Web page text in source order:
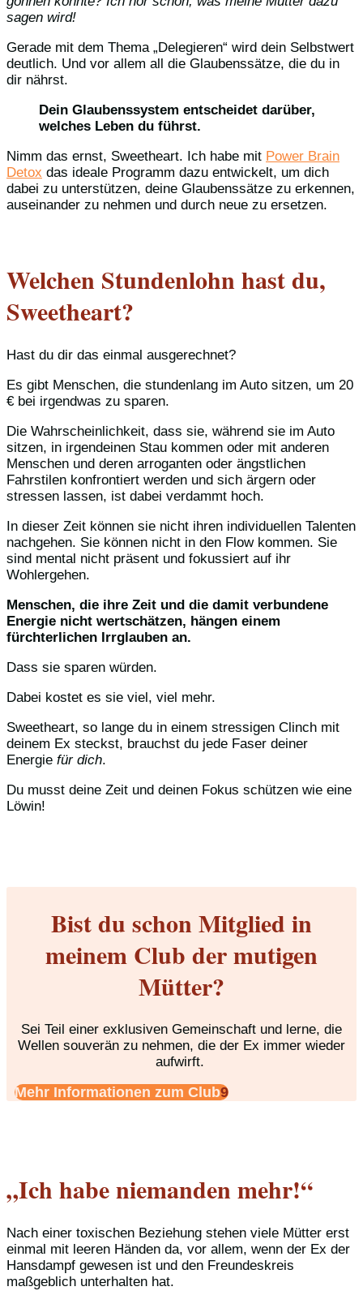
sagen wird!
Gerade mit dem Thema „Delegieren“ wird dein Selbstwert
deutlich. Und vor allem all die Glaubenssätze, die du in
dir nährst.
Dein Glaubenssystem entscheidet darüber,
welches Leben du führst.
Nimm das ernst, Sweetheart. Ich habe mit Power Brain
Detox das ideale Programm dazu entwickelt, um dich
dabei zu unterstützen, deine Glaubenssätze zu erkennen,
auseinander zu nehmen und durch neue zu ersetzen.
Welchen Stundenlohn hast du,
Sweetheart?
Hast du dir das einmal ausgerechnet?
Es gibt Menschen, die stundenlang im Auto sitzen, um 20
€ bei irgendwas zu sparen.
Die Wahrscheinlichkeit, dass sie, während sie im Auto
sitzen, in irgendeinen Stau kommen oder mit anderen
Menschen und deren arroganten oder ängstlichen
Fahrstilen konfrontiert werden und sich ärgern oder
stressen lassen, ist dabei verdammt hoch.
In dieser Zeit können sie nicht ihren individuellen Talenten
nachgehen. Sie können nicht in den Flow kommen. Sie
sind mental nicht präsent und fokussiert auf ihr
Wohlergehen.
Menschen, die ihre Zeit und die damit verbundene
Energie nicht wertschätzen, hängen einem
fürchterlichen Irrglauben an.
Dass sie sparen würden.
Dabei kostet es sie viel, viel mehr.
Sweetheart, so lange du in einem stressigen Clinch mit
deinem Ex steckst, brauchst du jede Faser deiner
Energie für dich.
Du musst deine Zeit und deinen Fokus schützen wie eine
Löwin!
Bist du schon Mitglied in
meinem Club der mutigen
Mütter?
Sei Teil einer exklusiven Gemeinschaft und lerne, die
Wellen souverän zu nehmen, die der Ex immer wieder
aufwirft.
Mehr Informationen zum Club
„Ich habe niemanden mehr!“
Nach einer toxischen Beziehung stehen viele Mütter erst
einmal mit leeren Händen da, vor allem, wenn der Ex der
Hansdampf gewesen ist und den Freundeskreis
maßgeblich unterhalten hat.